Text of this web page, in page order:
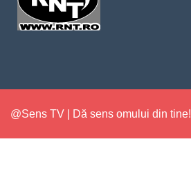
@Sens TV | Dă sens omului din tine!